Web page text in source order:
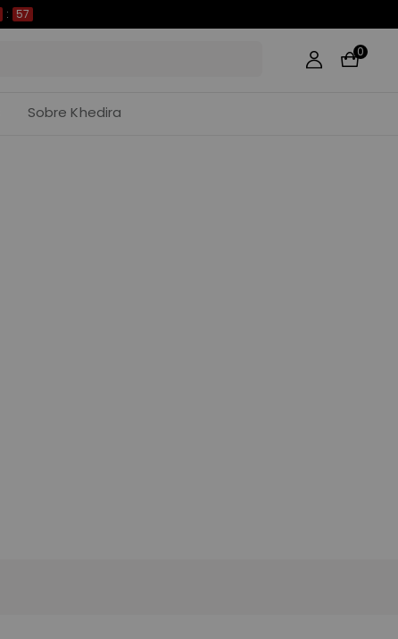
: 56
0
Sobre Khedira